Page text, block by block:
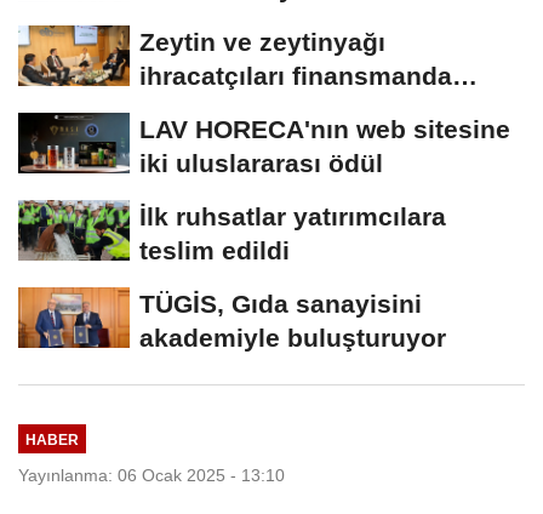
Zeytin ve zeytinyağı
ihracatçıları finansmanda
LAV HORECA'nın web sitesine
iki uluslararası ödül
İlk ruhsatlar yatırımcılara
teslim edildi
TÜGİS, Gıda sanayisini
akademiyle buluşturuyor
HABER
Yayınlanma: 06 Ocak 2025 - 13:10